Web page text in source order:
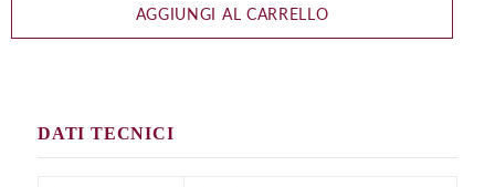
AGGIUNGI AL CARRELLO
DATI TECNICI